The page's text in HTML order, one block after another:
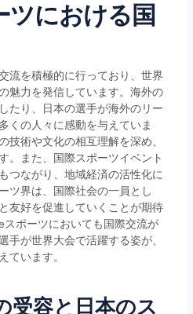
ツにおける国
流を積極的に行っており、世界
魅力を発信しています。海外の
たり、日本の選手が海外のリー
くの人々に感動を与えていま
技術や文化の相互理解を深め、
。また、国際スポーツイベント
つながり、地域経済の活性化に
ツ界は、国際社会の一員とし
友好を促進していくことが期待
スポーツにおいても国際交流が
手が世界大会で活躍する姿が、
ています。
受容と日本のス